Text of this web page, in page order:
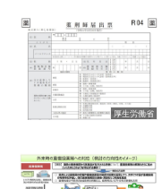
厚生労働省